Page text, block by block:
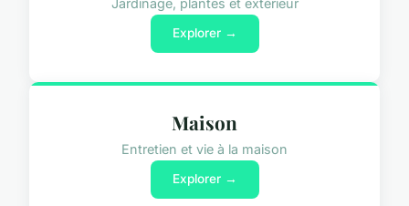
Explorer →
Maison
Entretien et vie à la maison
Explorer →